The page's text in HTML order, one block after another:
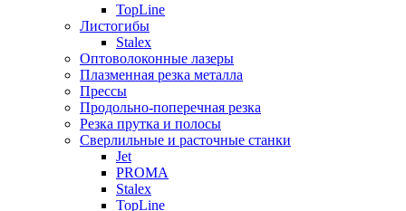
TopLine
Листогибы
Stalex
Оптоволоконные лазеры
Плазменная резка металла
Прессы
Продольно-поперечная резка
Резка прутка и полосы
Сверлильные и расточные станки
Jet
PROMA
Stalex
TopLine